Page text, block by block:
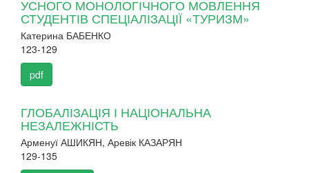
УСНОГО МОНОЛОГІЧНОГО МОВЛЕННЯ
СТУДЕНТІВ СПЕЦІАЛІЗАЦІЇ «ТУРИЗМ»
Катерина БАБЕНКО
123-129
pdf
ГЛОБАЛІЗАЦІЯ І НАЦІОНАЛЬНА
НЕЗАЛЕЖНІСТЬ
Арменуї АШИКЯН, Аревік КАЗАРЯН
129-135